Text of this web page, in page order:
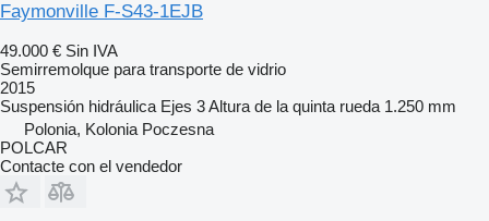
Faymonville F-S43-1EJB
49.000 € Sin IVA
Semirremolque para transporte de vidrio
2015
Suspensión hidráulica Ejes 3Altura de la quinta rueda 1.250 mm
Polonia, Kolonia Poczesna
POLCAR
Contacte con el vendedor